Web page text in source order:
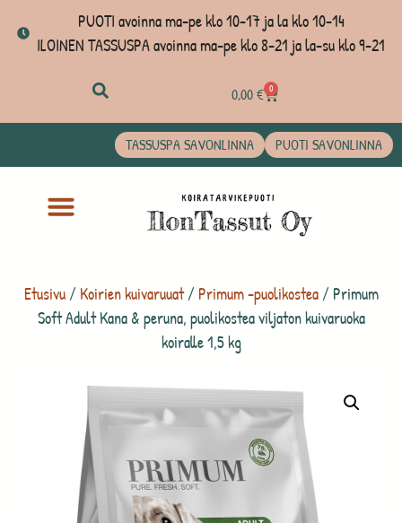
PUOTI avoinna ma-pe klo 10-17 ja la klo 10-14
ILOINEN TASSUSPA avoinna ma-pe klo 8-21 ja la-su klo 9-21
0,00€ 0
TASSUSPA SAVONLINNA PUOTI SAVONLINNA
Etusivu/Koirien kuivaruuat/ Primum -puolikostea/ Primum
Soft Adult Kana & peruna, puolikostea viljaton kuivaruoka
koiralle 1,5 kg